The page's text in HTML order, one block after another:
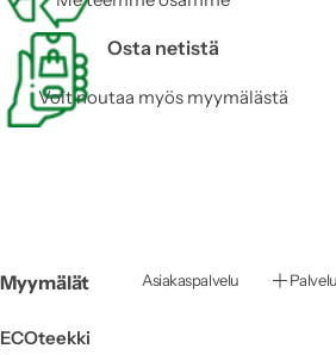
Osta netistä
Voit noutaa myös myymälästä
Myymälät
ECOteekki
Asiakaspalvelu